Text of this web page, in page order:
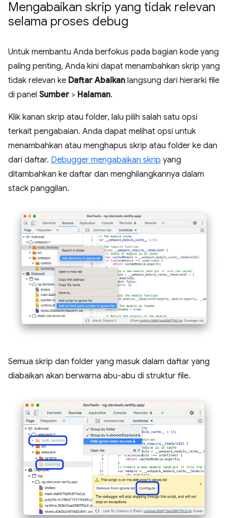
Mengabaikan skrip yang tidak relevan
selama proses debug
Untuk membantu Anda berfokus pada bagian kode yang
paling penting, Anda kini dapat menambahkan skrip yang
tidak relevan ke Daftar Abaikan langsung dari hierarki file
di panel Sumber > Halaman.
Klik kanan skrip atau folder, lalu pilih salah satu opsi
terkait pengabaian. Anda dapat melihat opsi untuk
menambahkan atau menghapus skrip atau folder ke dan
dari daftar. Debugger mengabaikan skrip yang
ditambahkan ke daftar dan menghilangkannya dalam
stack panggilan.
Semua skrip dan folder yang masuk dalam daftar yang
diabaikan akan berwarna abu-abu di struktur file.